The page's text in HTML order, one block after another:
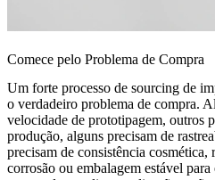
Comece pelo Problema de Compra
Um forte processo de sourcing de
o verdadeiro problema de compra.
velocidade de prototipagem, outros
produção, alguns precisam de
precisam de consistência cosmética,
corrosão ou embalagem estável